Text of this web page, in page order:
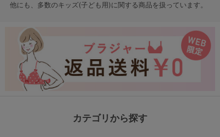
他にも、多数のキッズ(子ども用)に関する商品を扱っています。
カテゴリから探す